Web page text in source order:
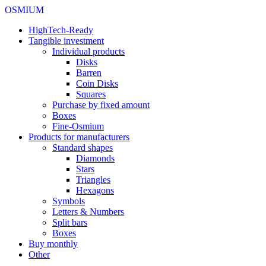
OSMIUM
HighTech-Ready
Tangible investment
Individual products
Disks
Barren
Coin Disks
Squares
Purchase by fixed amount
Boxes
Fine-Osmium
Products for manufacturers
Standard shapes
Diamonds
Stars
Triangles
Hexagons
Symbols
Letters & Numbers
Split bars
Boxes
Buy monthly
Other